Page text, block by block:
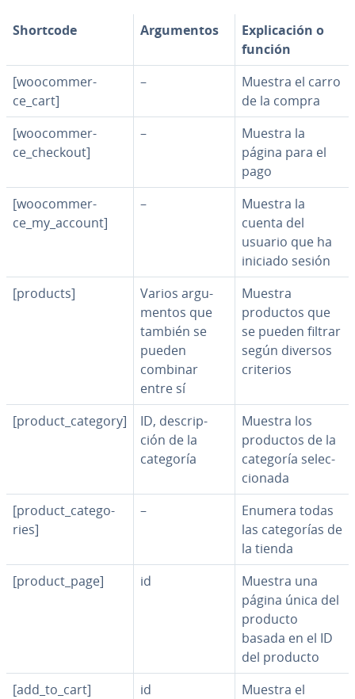
Shortcode Ar­gu­me­n­tos
Ex­pli­ca­ción o
función
[woo­co­m­me­r­
ce_cart]
–
Muestra el carro
de la compra
[woo­co­m­me­r­
ce_checkout]
–
Muestra la
página para el
pago
[woo­co­m­me­r­
ce_my_account]
–
Muestra la
cuenta del
usuario que ha
iniciado sesión
[products]
Varios ar­gu­
me­n­tos que
también se
pueden
combinar
entre sí
Muestra
productos que
se pueden filtrar
según diversos
criterios
[product_category]
ID, de­s­cri­p­
ción de la
categoría
Muestra los
productos de la
categoría se­le­c­
cio­na­da
[product_ca­te­go­
ries]
–
Enumera todas
las ca­te­go­rías de
la tienda
[product_page]
id
Muestra una
página única del
producto
basada en el ID
del producto
[add_to_cart]
id
Muestra el